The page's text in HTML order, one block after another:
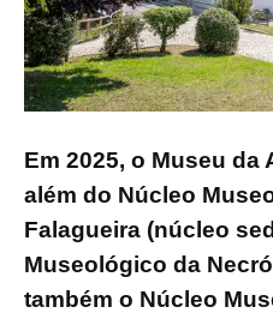
Em 2025, o Museu da
além do Núcleo
Falagueira (núcleo
Museológico da
também o Núcleo